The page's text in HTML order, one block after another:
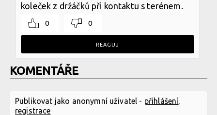
koleček z držáčků při kontaktu s terénem.
0 0
REAGUJ
KOMENTÁŘE
Publikovat jako anonymní uživatel - přihlášení,
registrace